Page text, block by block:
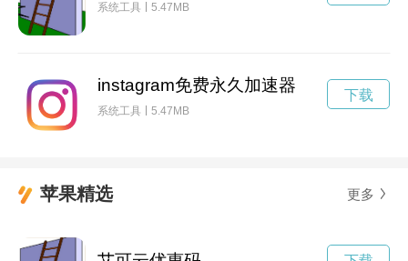
系统工具 5.47MB
instagram免费永久加速器
系统工具 5.47MB
下载
苹果精选 更多